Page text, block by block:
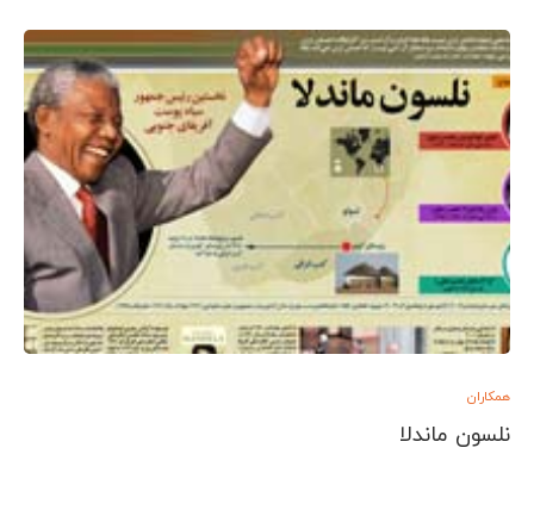
همکاران
نلسون ماندلا